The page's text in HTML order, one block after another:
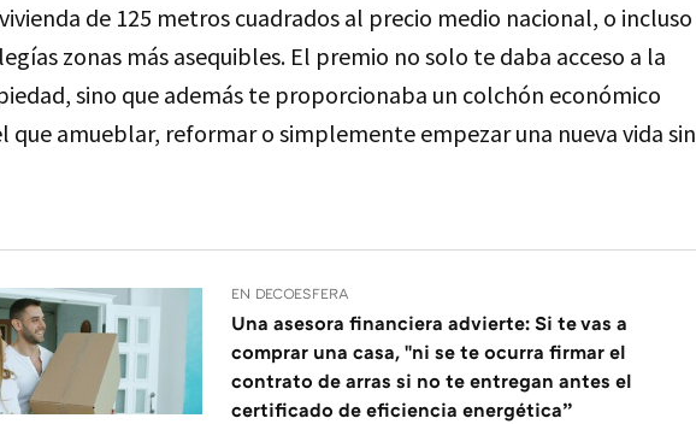
de 125 metros cuadrados al precio medio nacional, o incluso
zonas más asequibles. El premio no solo te daba acceso a la
sino que además te proporcionaba un colchón económico
que amueblar, reformar o simplemente empezar una nueva vida sin
EN DECOESFERA
Una asesora financiera advierte: Si te vas a
comprar una casa, "ni se te ocurra firmar el
contrato de arras si no te entregan antes el
certificado de eficiencia energética”